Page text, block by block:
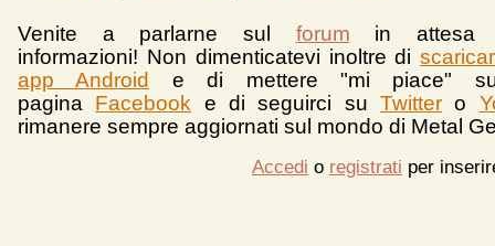
Venite a parlarne sul forum in attesa
informazioni! Non dimenticatevi inoltre di
app Android
e di mettere "mi piace"
pagina Facebook e di seguirci suTwitter o
rimanere sempre aggiornati sul mondo di Metal
Accedi o registrati per